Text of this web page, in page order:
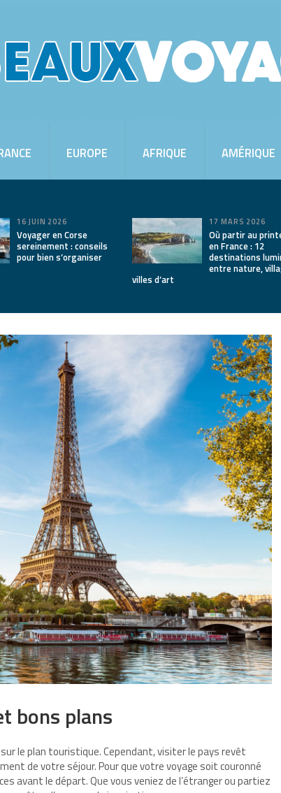
EUROPE AFRIQUE AMÉRIQUE
16 JUIN 2026
Voyager en Corse
sereinement : conseils
pour bien s’organiser
17 MARS 2026
Où partir au
en France : 12
destinations
entre nature,
villes d’art
bons plans
le plan touristique. Cependant, visiter le pays revêt
de votre séjour. Pour que votre voyage soit couronné
avant le départ. Que vous veniez de l’étranger ou partiez